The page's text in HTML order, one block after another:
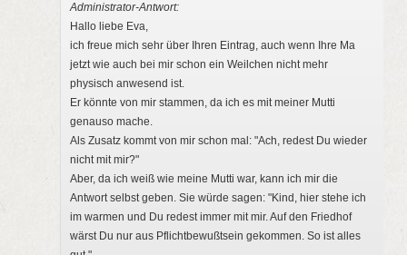
Administrator-Antwort:
Hallo liebe Eva,
ich freue mich sehr über Ihren Eintrag, auch wenn Ihre Ma
jetzt wie auch bei mir schon ein Weilchen nicht mehr
physisch anwesend ist.
Er könnte von mir stammen, da ich es mit meiner Mutti
genauso mache.
Als Zusatz kommt von mir schon mal: "Ach, redest Du wieder
nicht mit mir?"
Aber, da ich weiß wie meine Mutti war, kann ich mir die
Antwort selbst geben. Sie würde sagen: "Kind, hier stehe ich
im warmen und Du redest immer mit mir. Auf den Friedhof
wärst Du nur aus Pflichtbewußtsein gekommen. So ist alles